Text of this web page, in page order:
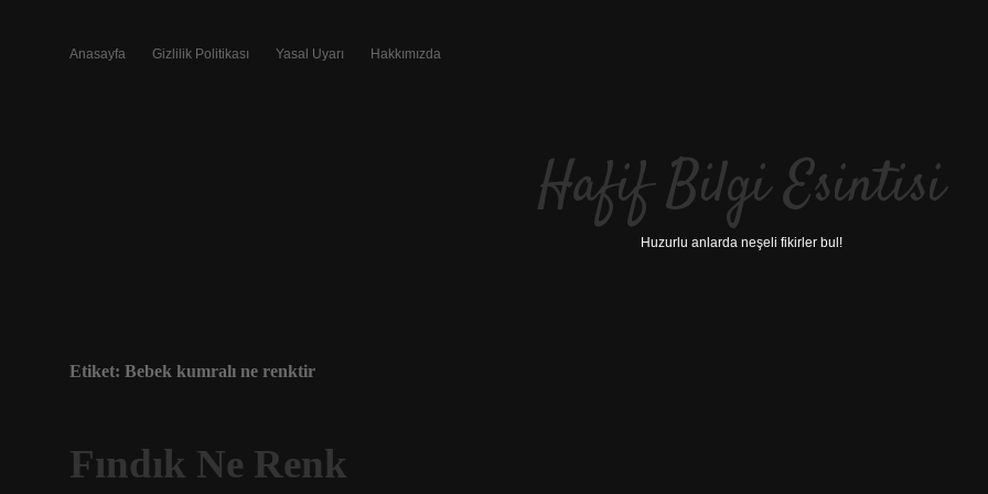
Anasayfa Gizlilik Politikası Yasal Uyarı Hakkımızda
Hafif Bilgi Esintisi
Huzurlu anlarda neşeli fikirler bul!
Etiket: Bebek kumralı ne renktir
Fındık Ne Renk